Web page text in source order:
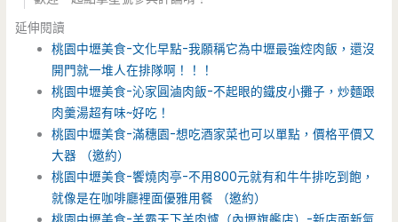
延伸閱讀
桃園中壢美食-文化早點-我願稱它為中壢最強焢肉飯，還沒
開門就一堆人在排隊啊！！！
桃園中壢美食-沁家圓滷肉飯-不起眼的鐵皮小攤子，炒麵跟
肉羹湯超有味~好吃！
桃園中壢美食-滿穗園-想吃酒家菜也可以單點，價格平價又
大器 （邀約）
桃園中壢美食-饗燒肉亭-不用800元就有和牛牛排吃到飽，
就像是在咖啡廳裡面優雅用餐 （邀約）